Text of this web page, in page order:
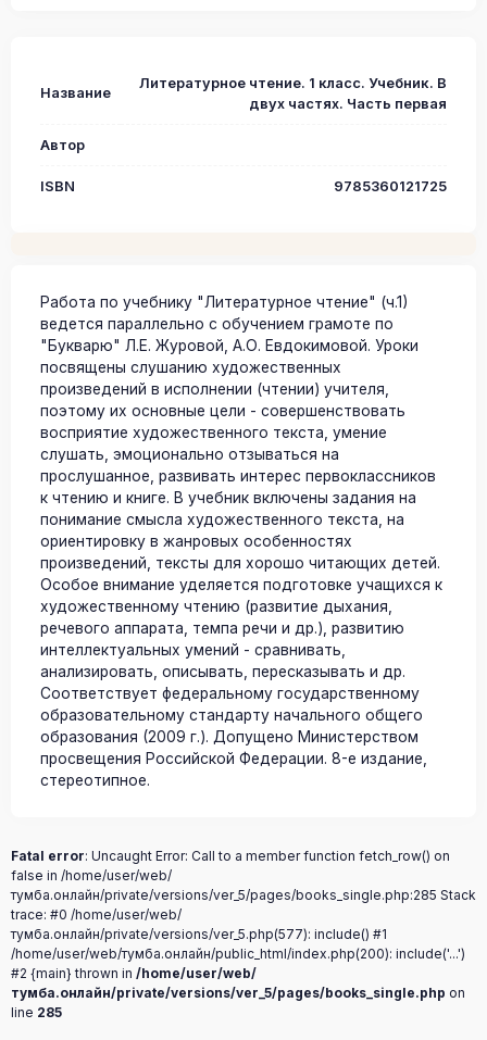
Название
Литературное чтение. 1 класс. Учебник. В
двух частях. Часть первая
Автор
ISBN 9785360121725
Работа по учебнику "Литературное чтение" (ч.1)
ведется параллельно с обучением грамоте по
"Букварю" Л.Е. Журовой, А.О. Евдокимовой. Уроки
посвящены слушанию художественных
произведений в исполнении (чтении) учителя,
поэтому их основные цели - совершенствовать
восприятие художественного текста, умение
слушать, эмоционально отзываться на
прослушанное, развивать интерес первоклассников
к чтению и книге. В учебник включены задания на
понимание смысла художественного текста, на
ориентировку в жанровых особенностях
произведений, тексты для хорошо читающих детей.
Особое внимание уделяется подготовке учащихся к
художественному чтению (развитие дыхания,
речевого аппарата, темпа речи и др.), развитию
интеллектуальных умений - сравнивать,
анализировать, описывать, пересказывать и др.
Соответствует федеральному государственному
образовательному стандарту начального общего
образования (2009 г.). Допущено Министерством
просвещения Российской Федерации. 8-е издание,
стереотипное.
Fatal error: Uncaught Error: Call to a member function fetch_row() on
false in /home/user/web/
тумба.онлайн/private/versions/ver_5/pages/books_single.php:285 Stack
trace: #0 /home/user/web/
тумба.онлайн/private/versions/ver_5.php(577): include() #1
/home/user/web/тумба.онлайн/public_html/index.php(200): include('...')
#2 {main} thrown in /home/user/web/
тумба.онлайн/private/versions/ver_5/pages/books_single.php on
line 285